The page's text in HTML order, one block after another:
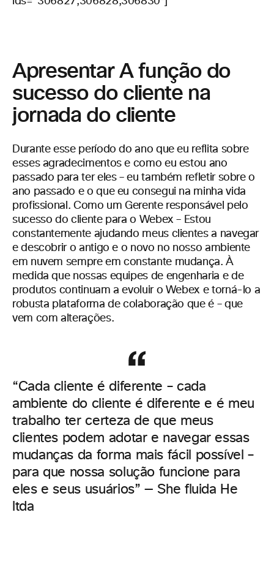
Apresentar A função do
sucesso do cliente na
jornada do cliente
Durante esse período do ano que eu reflita sobre
esses agradecimentos e como eu estou ano
passado para ter eles – eu também refletir sobre o
ano passado e o que eu consegui na minha vida
profissional. Como um Gerente responsável pelo
sucesso do cliente para o Webex – Estou
constantemente ajudando meus clientes a navegar
e descobrir o antigo e o novo no nosso ambiente
em nuvem sempre em constante mudança. À
medida que nossas equipes de engenharia e de
produtos continuam a evoluir o Webex e torná-lo a
robusta plataforma de colaboração que é – que
vem com alterações.
“Cada cliente é diferente – cada
ambiente do cliente é diferente e é meu
trabalho ter certeza de que meus
clientes podem adotar e navegar essas
mudanças da forma mais fácil possível –
para que nossa solução funcione para
eles e seus usuários” — She fluida He
ltda